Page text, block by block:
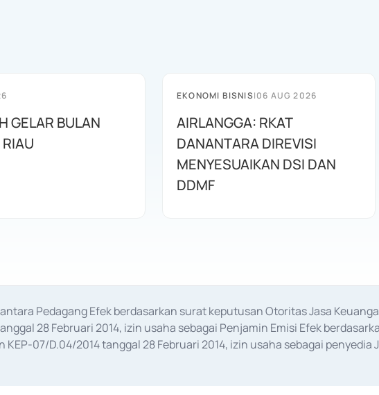
GELAR BULAN
EKONOMI BISNIS|06 AUG 2026
AIRLANGGA: RKAT
DANANTARA DIREVISI
MENYESUAIKAN DSI DAN
DDMF
Pedagang Efek berdasarkan surat keputusan Otoritas Jasa
28 Februari 2014, izin usaha sebagai Penjamin Emisi Efek
KEP-07/D.04/2014 tanggal 28 Februari 2014, izin usaha sebagai penyedia